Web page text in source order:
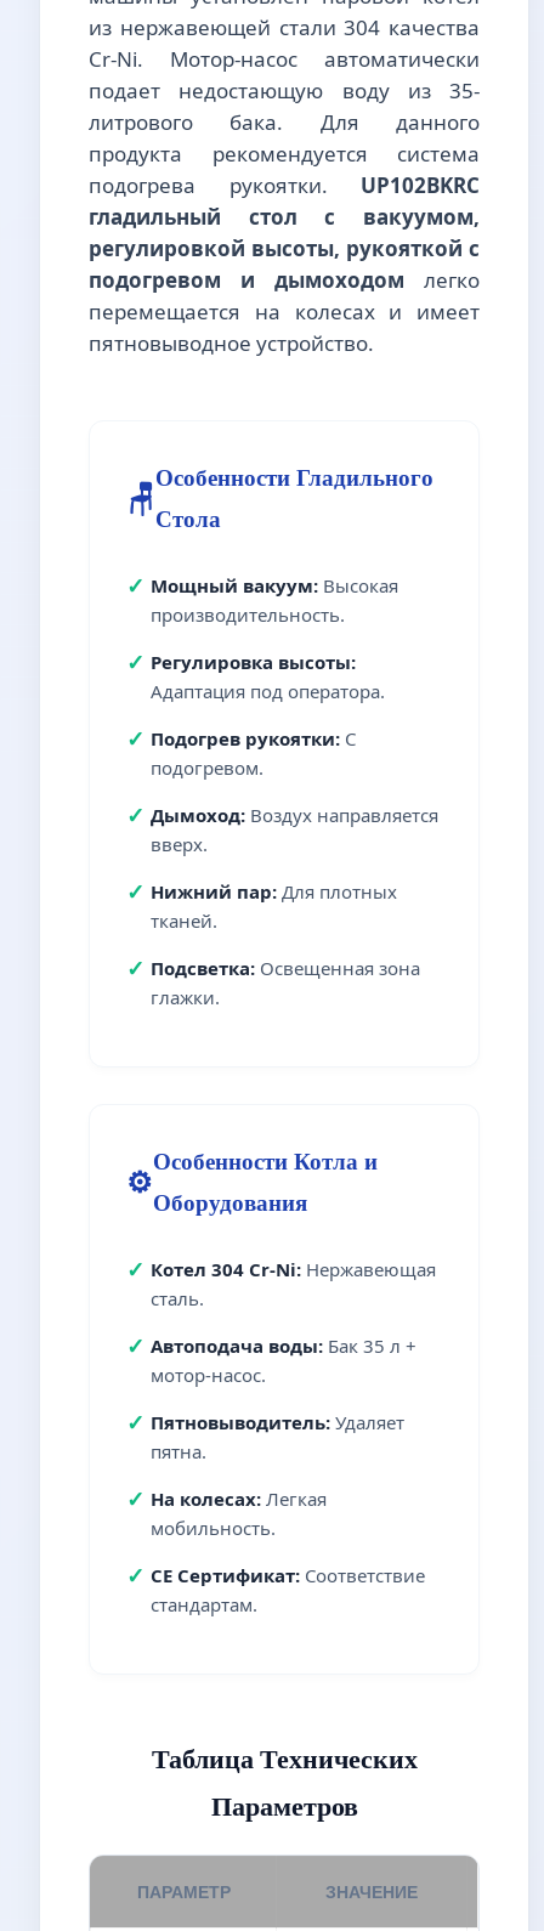
из нержавеющей стали 304 качества
Cr-Ni. Мотор-насос автоматически
подает недостающую воду из 35-
литрового бака. Для данного
продукта рекомендуется система
подогрева рукоятки. UP102BKRC
гладильный стол с вакуумом,
регулировкой высоты, рукояткой с
подогревом и дымоходом легко
перемещается на колесах и имеет
пятновыводное устройство.
🪑
Особенности Гладильного
Стола
✓ Мощный вакуум: Высокая
производительность.
✓ Регулировка высоты:
Адаптация под оператора.
✓ Подогрев рукоятки: С
подогревом.
✓ Дымоход: Воздух направляется
вверх.
✓ Нижний пар: Для плотных
тканей.
✓ Подсветка: Освещенная зона
глажки.
⚙️
Особенности Котла и
Оборудования
✓ Котел 304 Cr-Ni: Нержавеющая
сталь.
✓ Автоподача воды: Бак 35 л +
мотор-насос.
✓ Пятновыводитель: Удаляет
пятна.
✓ На колесах: Легкая
мобильность.
✓ CE Сертификат: Соответствие
стандартам.
Таблица Технических
Параметров
ПАРАМЕТР ЗНАЧЕНИЕ